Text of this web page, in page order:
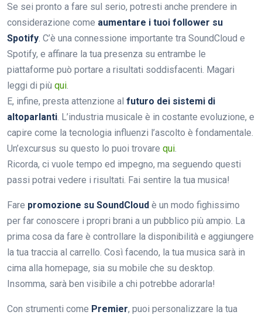
Se sei pronto a fare sul serio, potresti anche prendere in
considerazione come aumentare i tuoi follower su
Spotify . C’è una connessione importante tra SoundCloud e
Spotify, e affinare la tua presenza su entrambe le
piattaforme può portare a risultati soddisfacenti. Magari
leggi di più qui
E, infine, presta attenzione al futuro dei sistemi di
altoparlanti . L’industria musicale è in costante evoluzione, e
capire come la tecnologia influenzi l’ascolto è fondamentale.
Un’excursus su questo lo puoi trovare qui
Ricorda, ci vuole tempo ed impegno, ma seguendo questi
passi potrai vedere i risultati. Fai sentire la tua musica!
Fare promozione su SoundCloud è un modo fighissimo
per far conoscere i propri brani a un pubblico più ampio. La
prima cosa da fare è controllare la disponibilità e aggiungere
la tua traccia al carrello. Così facendo, la tua musica sarà in
cima alla homepage, sia su mobile che su desktop.
Insomma, sarà ben visibile a chi potrebbe adorarla!
Con strumenti come Premier, puoi personalizzare la tua